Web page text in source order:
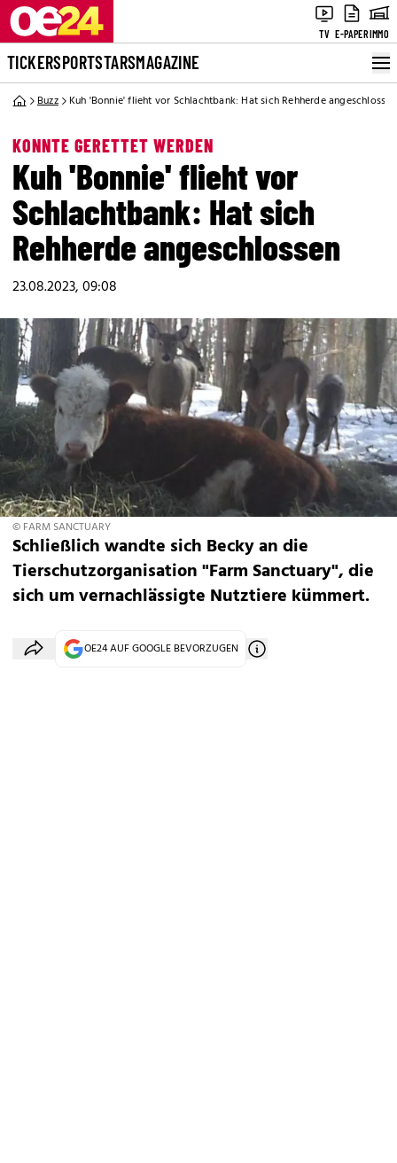
TV E-PAPERIMMO
TICKERSPORTSTARSMAGAZINE
Buzz Kuh 'Bonnie' flieht vor Schlachtbank: Hat sich Rehherde angeschlossen
KONNTE GERETTET WERDEN
Kuh 'Bonnie' flieht vor
Schlachtbank: Hat sich
Rehherde angeschlossen
23.08.2023, 09:08
© FARM SANCTUARY
Schließlich wandte sich Becky an die
Tierschutzorganisation "Farm Sanctuary", die
sich um vernachlässigte Nutztiere kümmert.
OE24 AUF GOOGLE BEVORZUGEN